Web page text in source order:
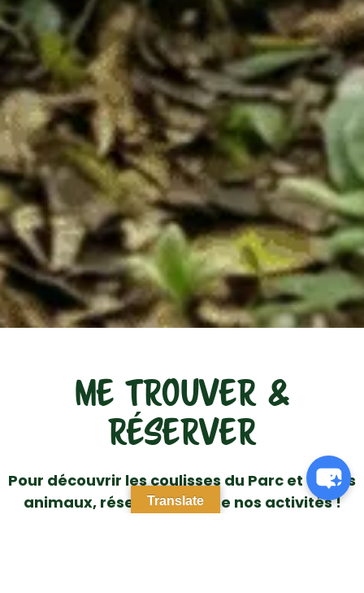
ME TROUVER &
RÉSERVER
Pour découvrir les coulisses du Parc et de ses
animaux, réserver l’une de nos activités !
Translate